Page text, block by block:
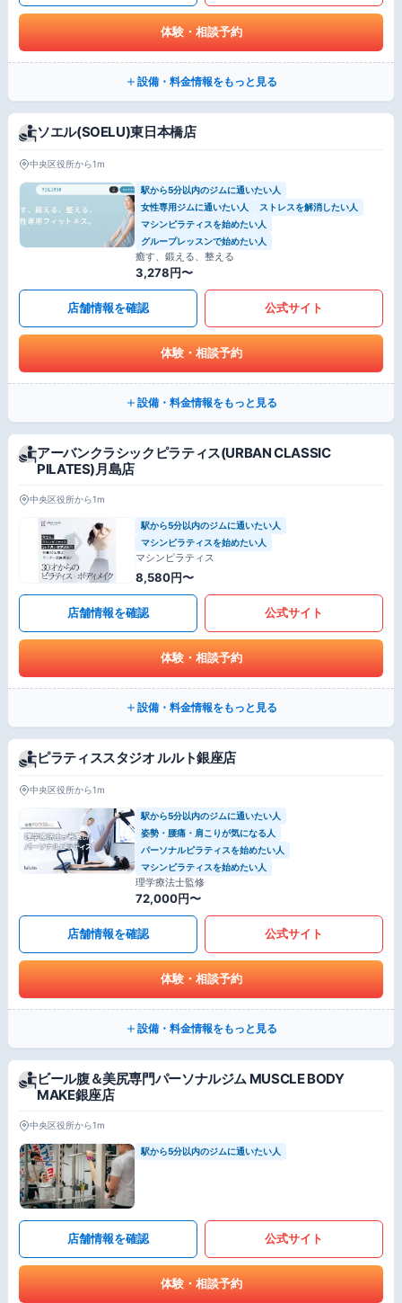
体験・相談予約
設備・料金情報をもっと見る
ソエル(SOELU)東日本橋店
中央区役所から1m
駅から5分以内のジムに通いたい人
女性専用ジムに通いたい人
ストレスを解消したい人
マシンピラティスを始めたい人
グループレッスンで始めたい人
癒す、鍛える、整える
3,278円〜
店舗情報を確認 公式サイト
体験・相談予約
設備・料金情報をもっと見る
アーバンクラシックピラティス(URBAN CLASSIC
PILATES)月島店
中央区役所から1m
駅から5分以内のジムに通いたい人
マシンピラティスを始めたい人
マシンピラティス
8,580円〜
店舗情報を確認 公式サイト
体験・相談予約
設備・料金情報をもっと見る
ピラティススタジオ ルルト銀座店
中央区役所から1m
駅から5分以内のジムに通いたい人
姿勢・腰痛・肩こりが気になる人
パーソナルピラティスを始めたい人
マシンピラティスを始めたい人
理学療法士監修
72,000円〜
店舗情報を確認 公式サイト
体験・相談予約
設備・料金情報をもっと見る
ビール腹＆美尻専門パーソナルジム MUSCLE BODY
MAKE銀座店
中央区役所から1m
駅から5分以内のジムに通いたい人
店舗情報を確認 公式サイト
体験・相談予約